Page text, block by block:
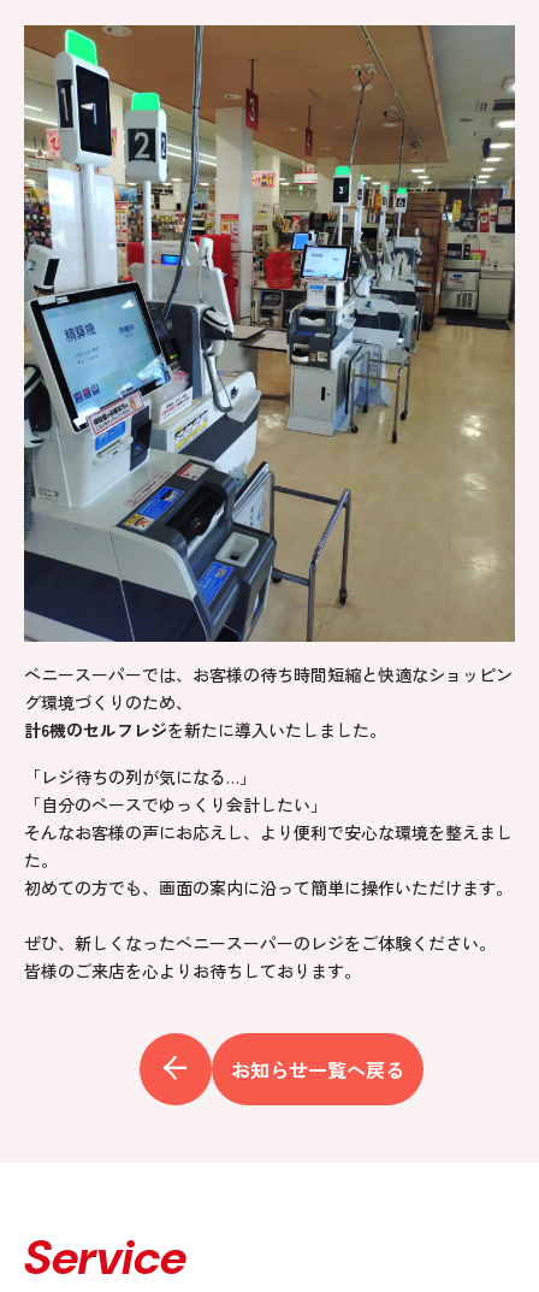
ベニースーパーでは、お客様の待ち時間短縮と快適なショッピン
グ環境づくりのため、
計6機のセルフレジを新たに導入いたしました。
「レジ待ちの列が気になる…」
「自分のペースでゆっくり会計したい」
そんなお客様の声にお応えし、より便利で安心な環境を整えまし
た。
初めての方でも、画面の案内に沿って簡単に操作いただけます。
ぜひ、新しくなったベニースーパーのレジをご体験ください。
皆様のご来店を心よりお待ちしております。
お知らせ一覧へ戻る
Service